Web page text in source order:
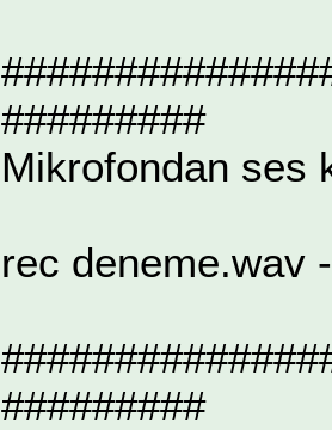
#########
Mikrofondan ses
rec deneme.wav
#########